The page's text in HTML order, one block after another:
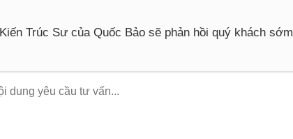
Trúc Sư của Quốc Bảo sẽ phản hồi quý khách sớm